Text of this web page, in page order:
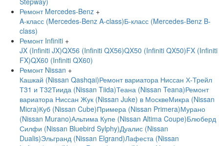
Ремонт Mercedes-Benz +
A-класс (Mercedes-Benz A-class)Б-класс (Mercedes-Benz B-
class)
Ремонт Infiniti +
JX (Infiniti JX)QX56 (Infiniti QX56)QX50 (Infiniti QX50)FX (Infiniti
FX)QX60 (Infiniti QX60)
Ремонт Nissan +
Кашкай (Nissan Qashqai)Ремонт вариатора Ниссан Х-Трейл
Т31 и Т32Тиида (Nissan Tiida)Теана (Nissan Teana)Ремонт
вариатора Ниссан Жук (Nissan Juke) в МосквеМикра (Nissan
Micra)Куб (Nissan Cube)Примера (Nissan Primera)Мурано
(Nissan Murano)Альтима Купе (Nissan Altima Coupe)Блюберд
Силфи (Nissan Bluebird Sylphy)Дуалис (Nissan
Dualis)Эльгранд (Nissan Elgrand)Лафеста (Nissan